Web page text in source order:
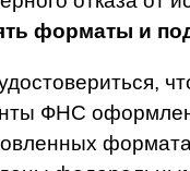
металлов на
об остатках